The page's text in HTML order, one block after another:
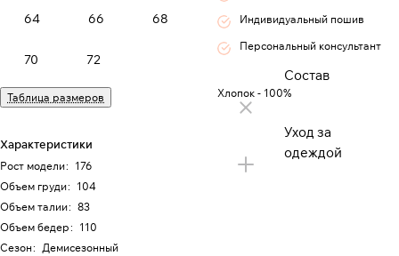
64 66 68
70 72
Таблица размеров
Характеристики
Рост модели: 176
Объем груди: 104
Объем талии: 83
Объем бедер: 110
Сезон: Демисезонный
Индивидуальный пошив
Персональный консультант
Состав
Хлопок - 100%
Уход за
одеждой